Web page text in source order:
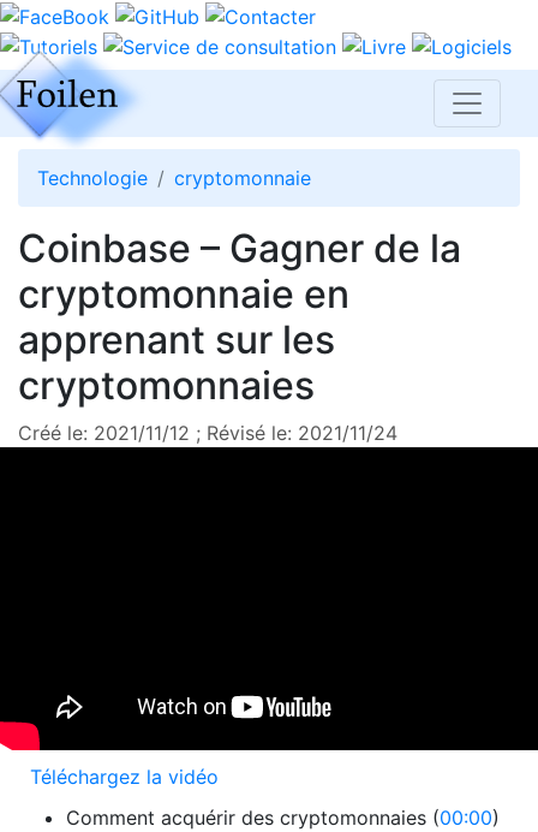
Technologie cryptomonnaie
Coinbase – Gagner de la
cryptomonnaie en
apprenant sur les
cryptomonnaies
Créé le: 2021/11/12 ; Révisé le: 2021/11/24
Téléchargez la vidéo
Comment acquérir des cryptomonnaies (00:00)